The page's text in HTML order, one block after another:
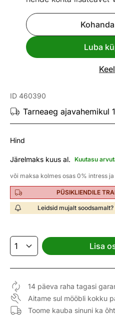
Luba
Vaata
ID 460390
Tarneaeg ajavahemikul
Hind
Järelmaks kuus al. Kuutasu
või maksa kolmes osas 0% intress
PÜSIKLIENDILE
Leidsid mujalt
Lisa
14 päeva raha tagasi
Aitame sul mööbli kokku
Toome kauba sinuni ka